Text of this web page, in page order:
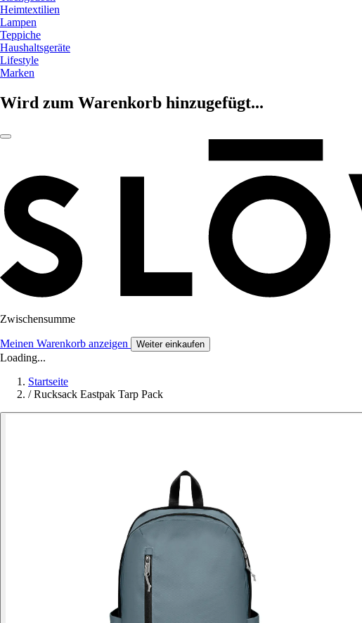
Heimtextilien
Lampen
Teppiche
Haushaltsgeräte
Lifestyle
Marken
Wird zum Warenkorb hinzugefügt...
Zwischensumme
Meinen Warenkorb anzeigen Weiter einkaufen
Loading...
Startseite
/ Rucksack Eastpak Tarp Pack